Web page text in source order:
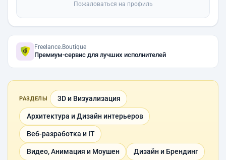
Пожаловаться на профиль
Freelance.Boutique
Премиум-сервис для лучших исполнителей
РАЗДЕЛЫ 3D и Визуализация
Архитектура и Дизайн интерьеров
Веб-разработка и IT
Видео, Анимация и Моушен Дизайн и Брендинг